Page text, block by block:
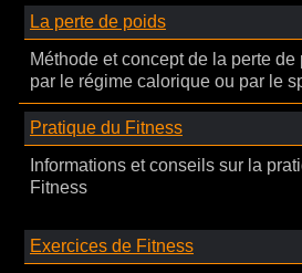
La perte de poids
Méthode et concept de la perte de
par le régime calorique ou par le
Pratique du Fitness
Informations et conseils sur la
Fitness
Exercices de Fitness